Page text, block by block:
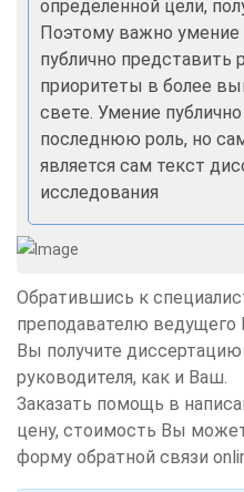
определенной цели,
Поэтому важно умение
публично представить
приоритеты в более
свете. Умение
последнюю роль, но
является сам текст
исследования
Обратившись к
преподавателю
Вы получите
руководителя, как и Ваш.
Заказать помощь в
цену, стоимость Вы
форму обратной связи